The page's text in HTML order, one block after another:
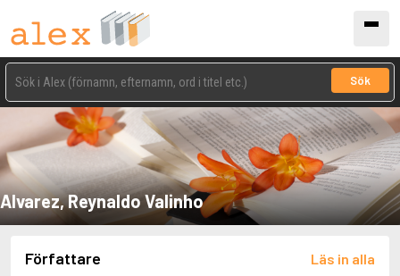
Sök
Alvarez, Reynaldo Valinho
Författare Läs in alla